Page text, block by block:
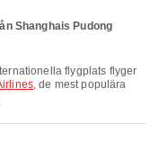
Shanghais Pudong
, de mest populära